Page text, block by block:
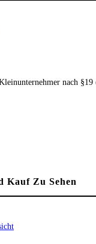
nach
Kauf Zu Sehen